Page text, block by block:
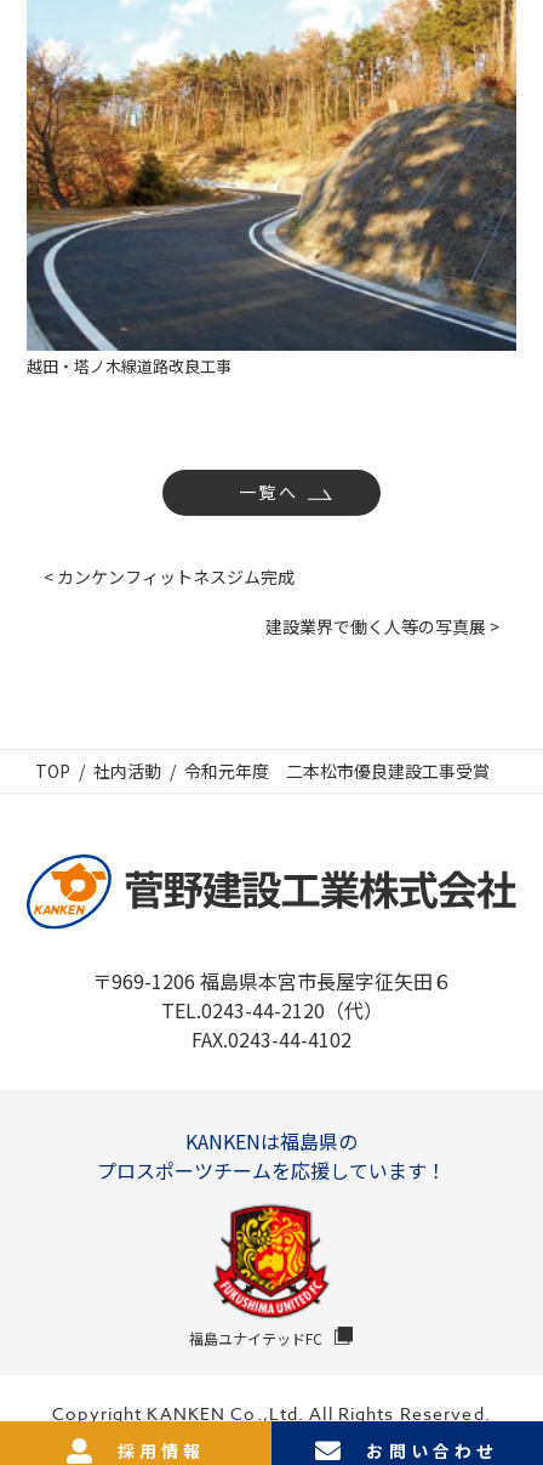
採用情報 お問い合わせ
越田・塔ノ木線道路改良工事
一覧へ
< カンケンフィットネスジム完成
建設業界で働く人等の写真展 >
TOP 社内活動 令和元年度 二本松市優良建設工事受賞
〒969-1206 福島県本宮市長屋字征矢田６
TEL.0243-44-2120（代）
FAX.0243-44-4102
KANKENは福島県の
プロスポーツチームを応援しています！
福島ユナイテッドFC
Copyright KANKEN Co.,Ltd. All Rights Reserved.